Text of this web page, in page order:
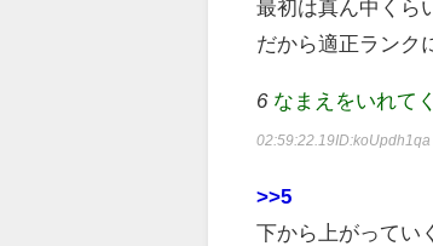
最初は真ん中くら
だから適正ランク
6 なまえをいれて
02:59:22.19ID:koUpdh1qa
>>5
下から上がってい